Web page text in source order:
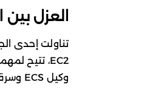
العزل
وكيل ECS وسرقة بيانات اعتماد AWS من مهام أخرى ذات امتيازات أعلى على نفس الخادم.